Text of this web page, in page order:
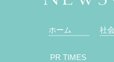
ホーム 社会
PR TIMES